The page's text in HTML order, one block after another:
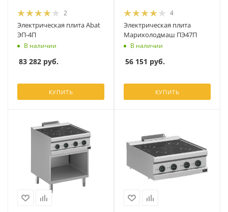
2
Электрическая плита Abat
ЭП-4П
В наличии
83 282 руб.
КУПИТЬ
4
Электрическая плита
Марихолодмаш ПЭ47П
В наличии
56 151 руб.
КУПИТЬ